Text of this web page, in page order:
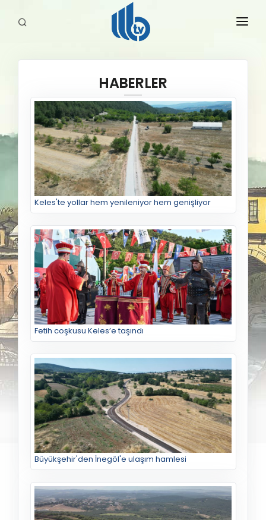
YAYINLARIMIZ
HABERLER
Keles'te yollar hem yenileniyor hem genişliyor
Fetih coşkusu Keles’e taşındı
Büyükşehir'den İnegöl'e ulaşım hamlesi